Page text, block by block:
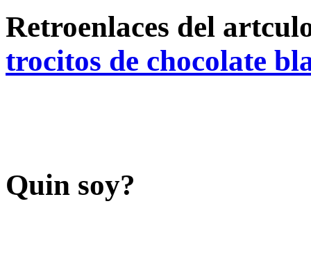
Retroenlaces del
trocitos de chocolate
Quin soy?